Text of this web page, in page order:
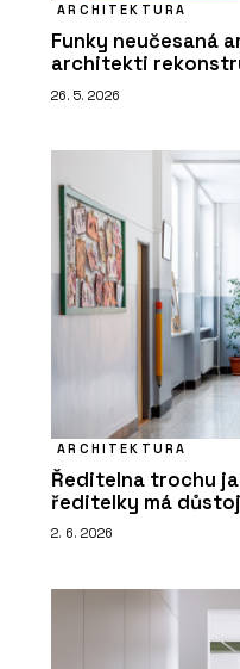
ARCHITEKTURA
Funky neučesaná
architekti
26. 5. 2026
ARCHITEKTURA
Ředitelna trochu
ředitelky má
2. 6. 2026